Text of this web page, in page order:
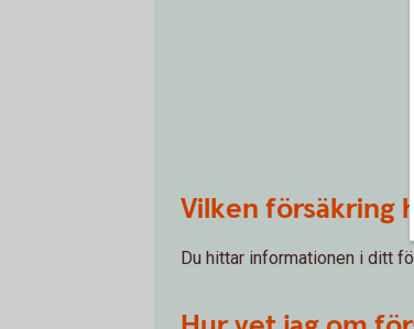
Vilken försäkring
Du hittar informationen i ditt